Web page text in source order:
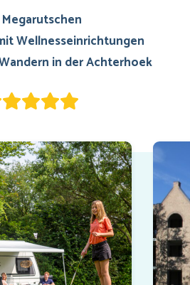
Wellnesseinrichtungen
in der Achterhoek